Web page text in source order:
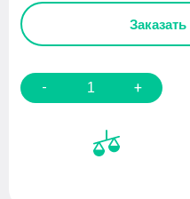
Заказать
- +